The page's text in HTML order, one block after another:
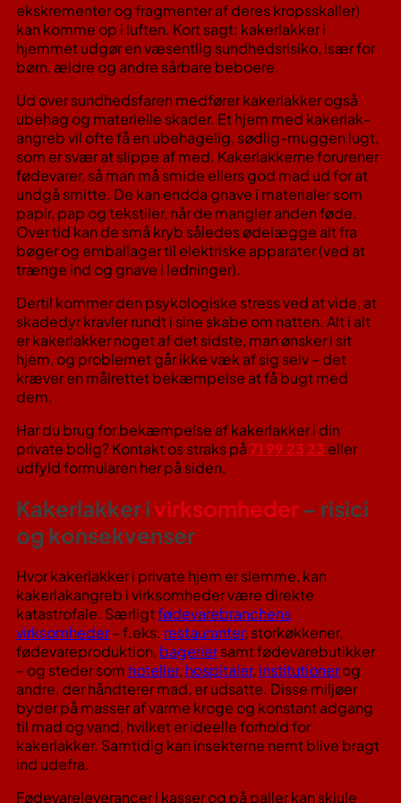
ekskrementer og fragmenter af deres kropsskaller)
kan komme op i luften​. Kort sagt: kakerlakker i
hjemmet udgør en væsentlig sundhedsrisiko, især for
børn, ældre og andre sårbare beboere.
Ud over sundhedsfaren medfører kakerlakker også
ubehag og materielle skader. Et hjem med kakerlak-
angreb vil ofte få en ubehagelig, sødlig-muggen lugt,
som er svær at slippe af med. Kakerlakkerne forurener
fødevarer, så man må smide ellers god mad ud for at
undgå smitte​. De kan endda gnave i materialer som
papir, pap og tekstiler, når de mangler anden føde​.
Over tid kan de små kryb således ødelægge alt fra
bøger og emballager til elektriske apparater (ved at
trænge ind og gnave i ledninger).
Dertil kommer den psykologiske stress ved at vide, at
skadedyr kravler rundt i sine skabe om natten. Alt i alt
er kakerlakker noget af det sidste, man ønsker i sit
hjem, og problemet går ikke væk af sig selv – det
kræver en målrettet bekæmpelse at få bugt med
dem.
Har du brug for bekæmpelse af kakerlakker i din
private bolig? Kontakt os straks på71 99 23 23 eller
udfyld formularen her på siden.
Kakerlakker ivirksomheder – risici
og konsekvenser
Hvor kakerlakker i private hjem er slemme, kan
kakerlakangreb i virksomheder være direkte
katastrofale. Særligtfødevarebranchens
virksomheder– f.eks. restauranter, storkøkkener,
fødevareproduktion, bageriersamt fødevarebutikker
– og steder som hoteller, hospitaler, institutionerog
andre, der håndterer mad, er udsatte. Disse miljøer
byder på masser af varme kroge og konstant adgang
til mad og vand, hvilket er ideelle forhold for
kakerlakker. Samtidig kan insekterne nemt blive bragt
ind udefra.
Fødevareleverancer i kasser og på paller kan skjule